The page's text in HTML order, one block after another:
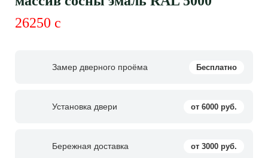
26250 c
Замер дверного проёма Бесплатно
Установка двери от 6000 руб.
Бережная доставка от 3000 руб.